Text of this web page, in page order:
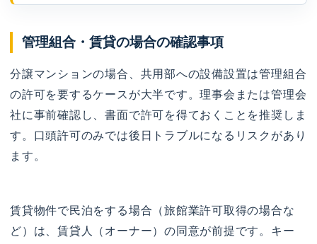
管理組合・賃貸の場合の確認事項
分譲マンションの場合、共用部への設備設置は管理組合
の許可を要するケースが大半です。理事会または管理会
社に事前確認し、書面で許可を得ておくことを推奨しま
す。口頭許可のみでは後日トラブルになるリスクがあり
ます。
賃貸物件で民泊をする場合（旅館業許可取得の場合な
ど）は、賃貸人（オーナー）の同意が前提です。キー